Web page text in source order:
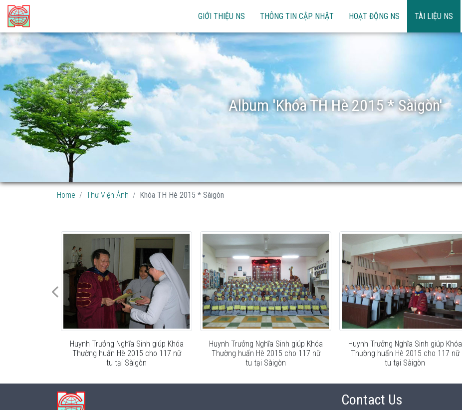
GIỚI THIỆU NS THÔNG TIN CẬP NHẬT HOẠT ĐỘNG NS TÀI LIỆU NS
Album 'Khóa TH Hè 2015 * Sàigòn'
Home Thư Viện Ảnh Khóa TH Hè 2015 * Sàigòn
Huynh Trưởng Nghĩa Sinh giúp Khóa
Thường huấn Hè 2015 cho 117 nữ
tu tại Sàigòn
Huynh Trưởng Nghĩa Sinh giúp Khóa
Thường huấn Hè 2015 cho 117 nữ
tu tại Sàigòn
Huynh Trưởng Nghĩa Sinh giúp Khóa
Thường huấn Hè 2015 cho 117 nữ
tu tại Sàigòn
Contact Us